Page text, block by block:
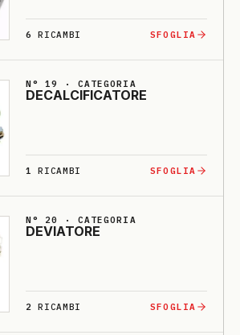
6 RICAMBI SFOGLIA
N° 19 · CATEGORIA
DE­CALCI­FI­CA­TO­RE
1 RICAMBI SFOGLIA
N° 20 · CATEGORIA
DE­VIA­TO­RE
2 RICAMBI SFOGLIA